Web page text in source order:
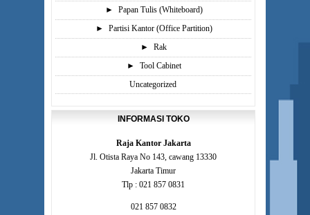
►
Papan Tulis (Whiteboard)
►
Partisi Kantor (Office Partition)
►
Rak
►
Tool Cabinet
Uncategorized
INFORMASI TOKO
Raja Kantor Jakarta
Jl. Otista Raya No 143, cawang 13330
Jakarta Timur
Tlp : 021 857 0831
021 857 0832